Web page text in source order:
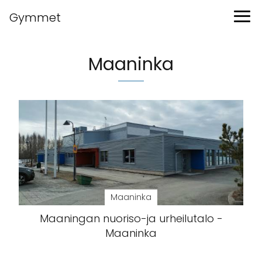
Gymmet
Maaninka
Maaninka
Maaningan nuoriso-ja urheilutalo -
Maaninka